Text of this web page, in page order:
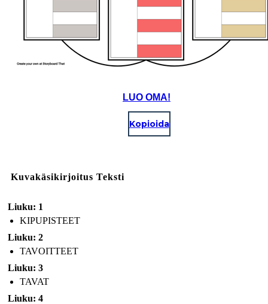
LUO OMA!
Kopioida
Kuvakäsikirjoitus Teksti
Liuku: 1
KIPUPISTEET
Liuku: 2
TAVOITTEET
Liuku: 3
TAVAT
Liuku: 4